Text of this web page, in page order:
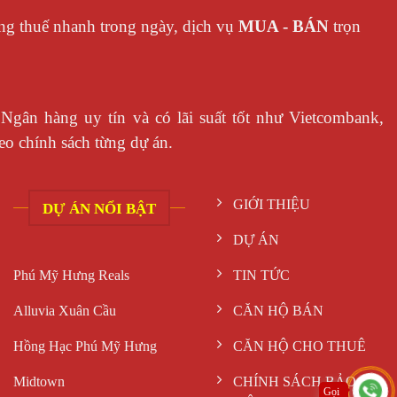
thuế nhanh trong ngày, dịch vụ MUA - BÁN trọn
hàng uy tín và có lãi suất tốt như Vietcombank,
chính sách từng dự án.
DỰ ÁN NỔI BẬT
Phú Mỹ Hưng Reals
Alluvia Xuân Cầu
Hồng Hạc Phú Mỹ Hưng
Midtown
GIỚI THIỆU
DỰ ÁN
TIN TỨC
CĂN HỘ BÁN
CĂN HỘ CHO THUÊ
CHÍNH SÁCH BẢO
Gọi